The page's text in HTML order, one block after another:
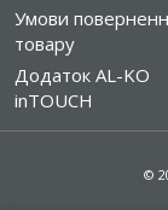
Умови
товару
Додаток AL-KO
inTOUCH
©